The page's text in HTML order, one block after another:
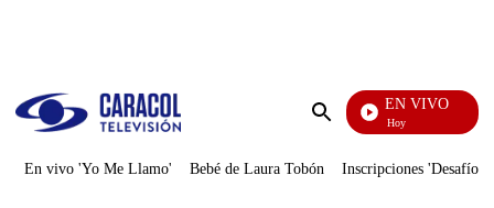
Enviar
EN VIVO
La Finca De Hoy
En vivo 'Yo Me Llamo' Bebé de Laura Tobón Inscripciones 'Desafío'